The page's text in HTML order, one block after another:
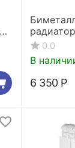
Extra 500
0.0
В
6 350 Р